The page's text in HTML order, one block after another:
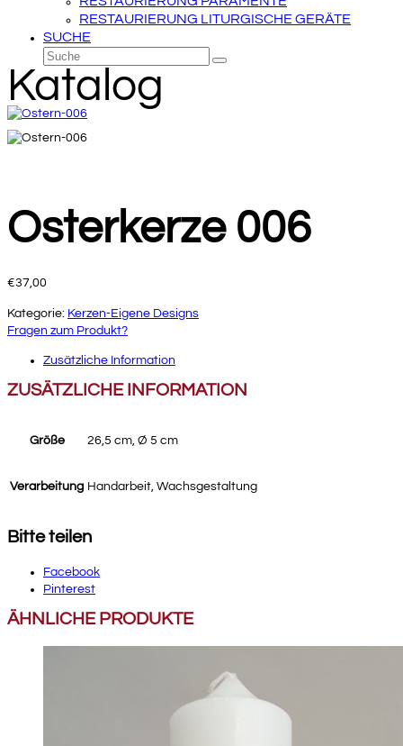
RESTAURIERUNG LITURGISCHE GERÄTE
SUCHE
Suche
Senden
Katalog
Osterkerze 006
€37,00
Kategorie: Kerzen-Eigene Designs
Fragen zum Produkt?
Zusätzliche Information
ZUSÄTZLICHE INFORMATION
Größe 26,5 cm, Ø 5 cm
Verarbeitung Handarbeit, Wachsgestaltung
Bitte teilen
Facebook
Pinterest
ÄHNLICHE PRODUKTE